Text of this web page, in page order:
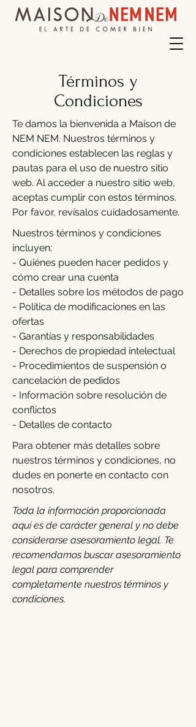
Términos y
Condiciones
Te damos la bienvenida a Maison de
NEM NEM. Nuestros términos y
condiciones establecen las reglas y
pautas para el uso de nuestro sitio
web. Al acceder a nuestro sitio web,
aceptas cumplir con estos términos.
Por favor, revísalos cuidadosamente.
Nuestros términos y condiciones
incluyen:
- Quiénes pueden hacer pedidos y
cómo crear una cuenta
- Detalles sobre los métodos de pago
- Política de modificaciones en las
ofertas
- Garantías y responsabilidades
- Derechos de propiedad intelectual
- Procedimientos de suspensión o
cancelación de pedidos
- Información sobre resolución de
conflictos
- Detalles de contacto
Para obtener más detalles sobre
nuestros términos y condiciones, no
dudes en ponerte en contacto con
nosotros.
Toda la información proporcionada
aquí es de carácter general y no debe
considerarse asesoramiento legal. Te
recomendamos buscar asesoramiento
legal para comprender
completamente nuestros términos y
condiciones.